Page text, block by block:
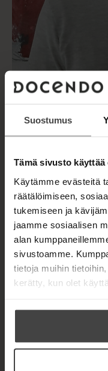
Suostumus
Tämä sivusto käyttää
Käytämme evästeitä
räätälöimiseen,
tukemiseen ja
jaamme sosiaalisen
alan
sivustoamme.
tietoja muihin
kerätty, kun olet
TEOKSET